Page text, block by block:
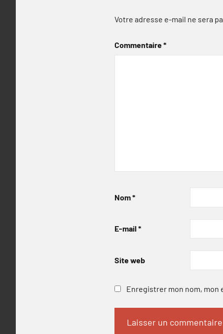
Votre adresse e-mail ne sera
Commentaire*
Nom*
E-mail *
Site web
Enregistrer mon nom, mon